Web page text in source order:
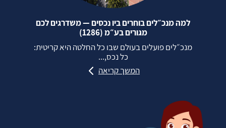
למה מנכ״לים בוחרים ביו נכסים — משדרגים לכם
מגורים בע״מ (1286)
מנכ״לים פועלים בעולם שבו כל החלטה היא קריטית:
כל נכס,...
המשך קריאה